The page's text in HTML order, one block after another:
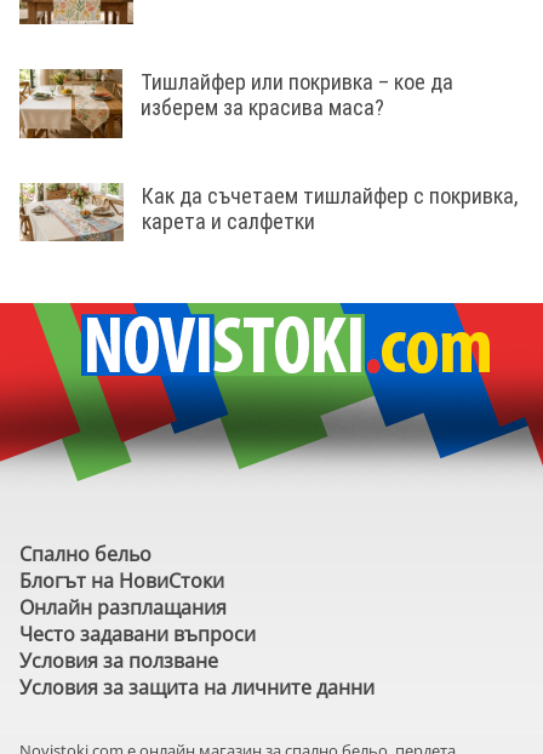
Тишлайфер или покривка – кое да
изберем за красива маса?
Как да съчетаем тишлайфер с покривка,
карета и салфетки
Спално бельо
Блогът на НовиСтоки
Онлайн разплащания
Често задавани въпроси
Условия за ползване
Условия за защита на личните данни